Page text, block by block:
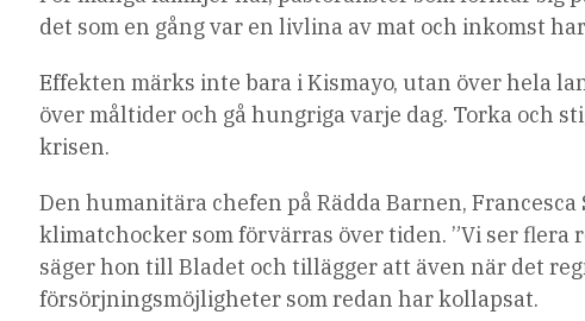
det som en gång var en livlina av mat och inkomst
Effekten märks inte bara i Kismayo, utan över hela
över måltider och gå hungriga varje dag. Torka och
krisen.
Den humanitära chefen på Rädda Barnen,
klimatchocker som förvärras över tiden. ”Vi ser
säger hon till Bladet och tillägger att även när det
försörjningsmöjligheter som redan har kollapsat.